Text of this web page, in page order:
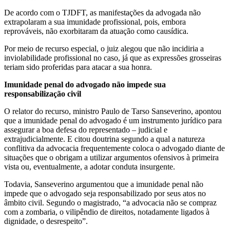
De acordo com o TJDFT, as manifestações da advogada não
extrapolaram a sua imunidade profissional, pois, embora
reprováveis, não exorbitaram da atuação como causídica.
Por meio de recurso especial, o juiz alegou que não incidiria a
inviolabilidade profissional no caso, já que as expressões grosseiras
teriam sido proferidas para atacar a sua honra.
Imunidade penal do advogado não impede sua
responsabilização civil
O relator do recurso, ministro Paulo de Tarso Sanseverino, apontou
que a imunidade penal do advogado é um instrumento jurídico para
assegurar a boa defesa do representado – judicial e
extrajudicialmente. E citou doutrina segundo a qual a natureza
conflitiva da advocacia frequentemente coloca o advogado diante de
situações que o obrigam a utilizar argumentos ofensivos à primeira
vista ou, eventualmente, a adotar conduta insurgente.
Todavia, Sanseverino argumentou que a imunidade penal não
impede que o advogado seja responsabilizado por seus atos no
âmbito civil. Segundo o magistrado, “a advocacia não se compraz
com a zombaria, o vilipêndio de direitos, notadamente ligados à
dignidade, o desrespeito”.